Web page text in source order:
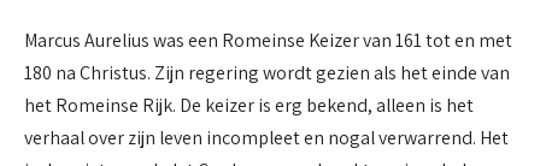
Marcus Aurelius was een Romeinse Keizer van 161 tot en met
180 na Christus. Zijn regering wordt gezien als het einde van
het Romeinse Rijk. De keizer is erg bekend, alleen is het
verhaal over zijn leven incompleet en nogal verwarrend. Het